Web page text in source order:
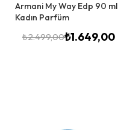
Armani My Way Edp 90 ml
Kadın Parfüm
₺2.499,00₺1.649,00